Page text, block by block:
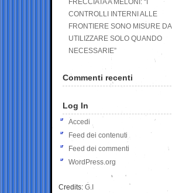
FRECCIATA A MELONI: “I
CONTROLLI INTERNI ALLE
FRONTIERE SONO MISURE DA
UTILIZZARE SOLO QUANDO
NECESSARIE”
Commenti recenti
Log In
Accedi
Feed dei contenuti
Feed dei commenti
WordPress.org
Credits: G.I